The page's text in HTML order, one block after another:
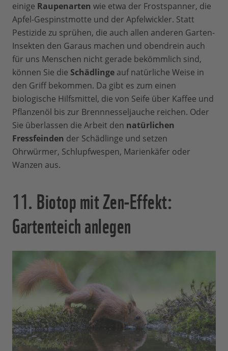
einige Raupenarten wie etwa der Frostspanner, die
Apfel-Gespinstmotte und der Apfelwickler. Statt
Pestizide zu sprühen, die auch allen anderen Garten-
Insekten den Garaus machen und obendrein auch
für uns Menschen nicht gerade bekömmlich sind,
können Sie die Schädlinge auf natürliche Weise in
den Griff bekommen. Da gibt es zum einen
biologische Hilfsmittel, die von Seife über Kaffee und
Pflanzenöl bis zur Brennnesseljauche reichen. Oder
Sie überlassen die Arbeit den natürlichen
Fressfeinden der Schädlinge und setzen
Ohrwürmer, Schlupfwespen, Marienkäfer oder
Wanzen aus.
11. Biotop mit Zen-Effekt:
Gartenteich anlegen